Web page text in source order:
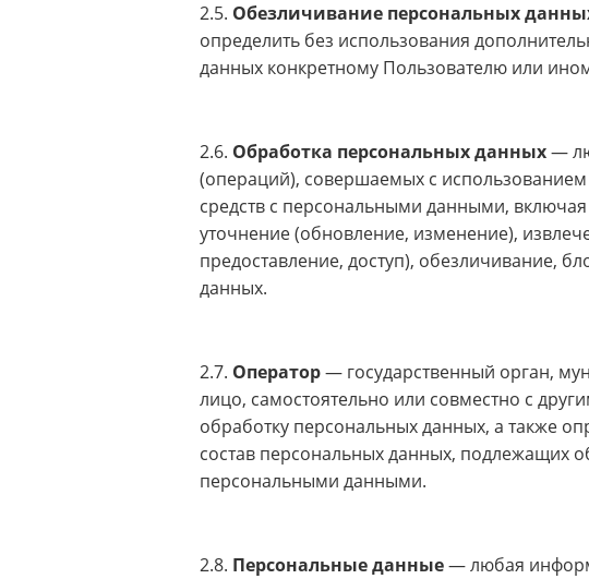
2.5. Обезличивание персональных
определить без использования
данных конкретному Пользователю или
2.6. Обработка персональных данных—
(операций), совершаемых с использованием
средств с персональными данными,
уточнение (обновление, изменение),
предоставление, доступ), обезличивание,
данных.
2.7. Оператор— государственный орган,
лицо, самостоятельно или совместно с
обработку персональных данных, а также
состав персональных данных, подлежащих
персональными данными.
2.8. Персональные данные— любая